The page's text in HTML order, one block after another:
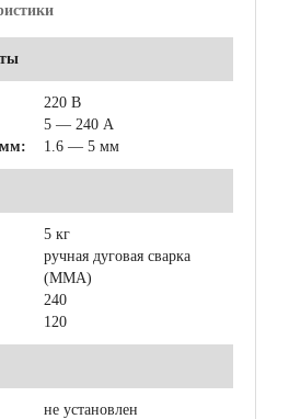
220 В
5 — 240 А
мм:
1.6 — 5 мм
5 кг
ручная дуговая сварка
(MMA)
240
120
не установлен